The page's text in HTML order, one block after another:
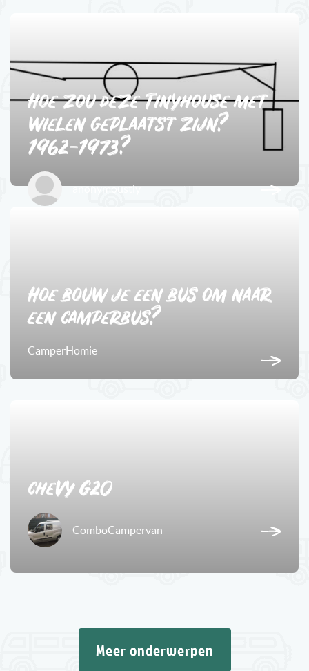
Hoe zou deze Tinyhouse met
wielen geplaatst zijn?
1962-1973?
anonymoustly
Hoe bouw je een bus om naar
een camperbus?
CamperHomie
chevy G20
ComboCampervan
Meer onderwerpen